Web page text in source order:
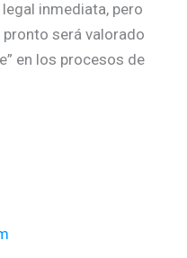
inmediata, pero
pronto será valorado
en los procesos de